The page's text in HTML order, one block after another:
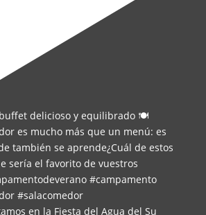
en la Fiesta del Agua del Su